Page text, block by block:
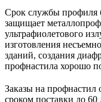
Срок службы профиля
защищает
ультрафиолетового
изготовления
зданий, создания
профнастила хорошо
Заказы на
сроком поставки до 60